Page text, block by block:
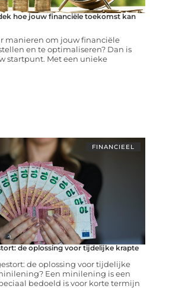
hoe jouw financiële toekomst kan
manieren om jouw financiële
en te optimaliseren? Dan is
startpunt. Met een unieke
FINANCIEEL
de oplossing voor tijdelijke krapte
de oplossing voor tijdelijke
Een minilening is een
bedoeld is voor korte termijn